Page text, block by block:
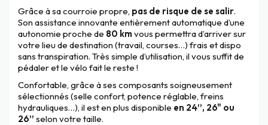
Grâce à sa courroie propre, pas de risque de se salir.
Son assistance innovante entièrement automatique d’une
autonomie proche de 80 km vous permettra d’arriver sur
votre lieu de destination (travail, courses…) frais et dispo
sans transpiration. Très simple d’utilisation, il vous suffit de
pédaler et le vélo fait le reste !
Confortable, grâce à ses composants soigneusement
sélectionnés (selle confort, potence réglable, freins
hydrauliques…), il est en plus disponible en 24’’, 26" ou
26’’ selon votre taille.